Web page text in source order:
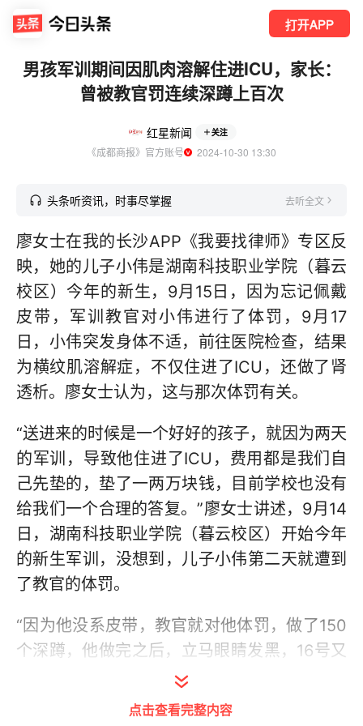
打开APP
男孩军训期间因肌肉溶解住进ICU，家长：
曾被教官罚连续深蹲上百次
红星新闻 关注
《成都商报》官方账号
  2024-10-30 13:30
头条听资讯，时事尽掌握 去听全文
廖女士在我的长沙APP《我要找律师》专区反
映，她的儿子小伟是湖南科技职业学院（暮云
校区）今年的新生，9月15日，因为忘记佩戴
皮带，军训教官对小伟进行了体罚，9月17
日，小伟突发身体不适，前往医院检查，结果
为横纹肌溶解症，不仅住进了ICU，还做了肾
透析。廖女士认为，这与那次体罚有关。
“送进来的时候是一个好好的孩子，就因为两天
的军训，导致他住进了ICU，费用都是我们自
己先垫的，垫了一两万块钱，目前学校也没有
给我们一个合理的答复。”廖女士讲述，9月14
日，湖南科技职业学院（暮云校区）开始今年
的新生军训，没想到，儿子小伟第二天就遭到
了教官的体罚。
“因为他没系皮带，教官就对他体罚，做了150
个深蹲，他做完之后，立马眼睛发黑，16号又
参加了一天的军训，就是感觉到很不舒服了，
尿都变成那种茶色了。”廖女士说，9月17日，
点击查看完整内容